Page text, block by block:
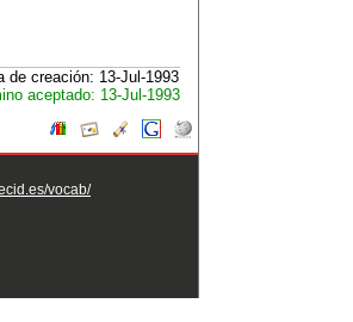
de creación: 13-Jul-1993
aceptado: 13-Jul-1993
vocab/